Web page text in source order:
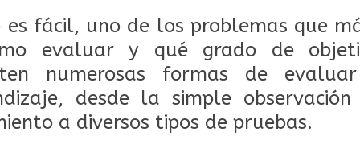
es fácil, uno de los problemas que
evaluar y qué grado de
numerosas formas de
desde la simple
a diversos tipos de pruebas.